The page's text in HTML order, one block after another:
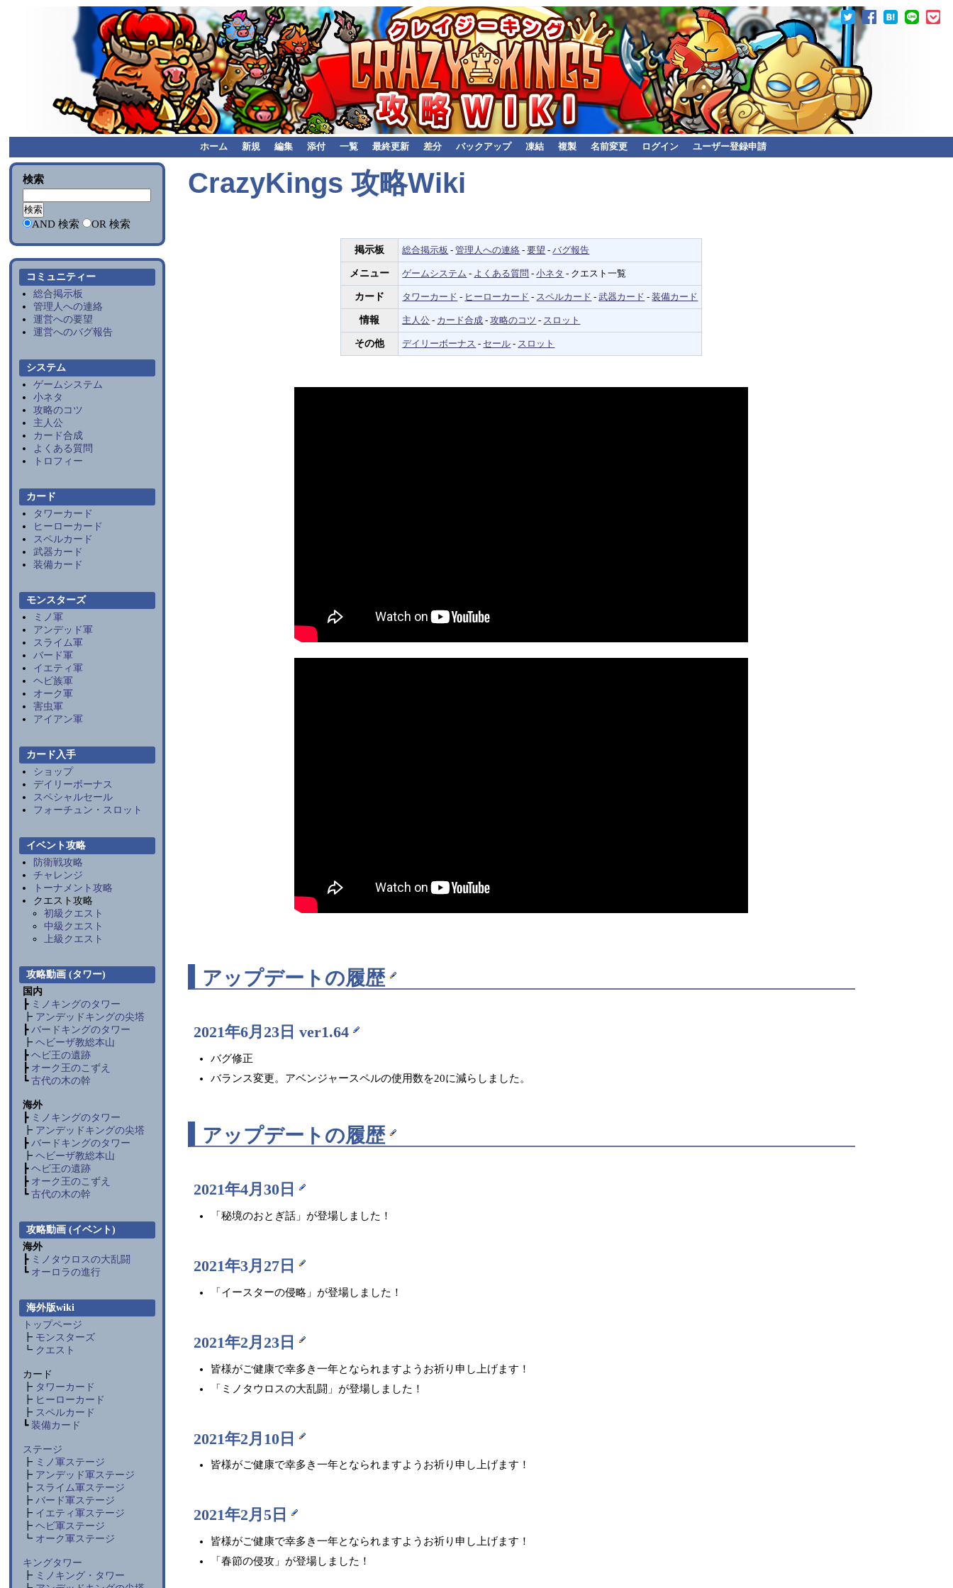
ホーム 新規 編集 添付 一覧 最終更新 差分 バックアップ 凍結 複製 名前変更 ログイン ユーザー登録申請
CrazyKings 攻略Wiki
掲示板 総合掲示板 -管理人への連絡 -要望 -バグ報告
メニュー ゲームシステム - よくある質問 -小ネタ - クエスト一覧
カード タワーカード - ヒーローカード - スペルカード -武器カード -装備カード
情報 主人公 - カード合成 -攻略のコツ - スロット
その他 デイリーボーナス - セール - スロット
アップデートの履歴
2021年6月23日 ver1.64
バグ修正
バランス変更。アベンジャースペルの使用数を20に減らしました。
アップデートの履歴
2021年4月30日
「秘境のおとぎ話」が登場しました！
2021年3月27日
「イースターの侵略」が登場しました！
2021年2月23日
皆様がご健康で幸多き一年となられますようお祈り申し上げます！
「ミノタウロスの大乱闘」が登場しました！
2021年2月10日
皆様がご健康で幸多き一年となられますようお祈り申し上げます！
2021年2月5日
皆様がご健康で幸多き一年となられますようお祈り申し上げます！
「春節の侵攻」が登場しました！
検索
AND 検索 OR 検索
コミュニティー
総合掲示板
管理人への連絡
運営への要望
運営へのバグ報告
システム
ゲームシステム
小ネタ
攻略のコツ
主人公
カード合成
よくある質問
トロフィー
カード
タワーカード
ヒーローカード
スペルカード
武器カード
装備カード
モンスターズ
ミノ軍
アンデッド軍
スライム軍
バード軍
イエティ軍
ヘビ族軍
オーク軍
害虫軍
アイアン軍
カード入手
ショップ
デイリーボーナス
スペシャルセール
フォーチュン・スロット
イベント攻略
防衛戦攻略
チャレンジ
トーナメント攻略
クエスト攻略
初級クエスト
中級クエスト
上級クエスト
攻略動画 (タワー)
国内
┣ ミノキングのタワー
┣ アンデッドキングの尖塔
┣バードキングのタワー
┣ヘビーザ教総本山
┣ヘビ王の遺跡
┣ オーク王のこずえ
┗古代の木の幹
海外
┣ ミノキングのタワー
┣ アンデッドキングの尖塔
┣バードキングのタワー
┣ヘビーザ教総本山
┣ヘビ王の遺跡
┣ オーク王のこずえ
┗古代の木の幹
攻略動画 (イベント)
海外
┣ ミノタウロスの大乱闘
┗ オーロラの進行
海外版wiki
トップページ
┣ モンスターズ
┗ クエスト
カード
┣ タワーカード
┣ ヒーローカード
┣ スペルカード
┗装備カード
ステージ
┣ ミノ軍ステージ
┣ アンデッド軍ステージ
┣ スライム軍ステージ
┣バード軍ステージ
┣ イエティ軍ステージ
┣ヘビ軍ステージ
┗ オーク軍ステージ
キングタワー
┣ ミノキング・タワー